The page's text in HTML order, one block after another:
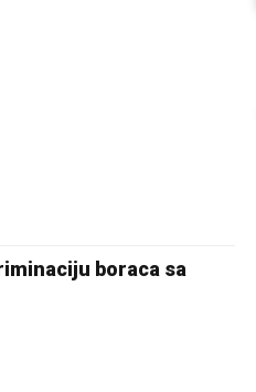
boraca sa